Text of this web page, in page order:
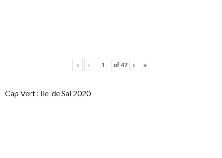
« ‹ of47 › »
Cap Vert : Ile de Sal 2020